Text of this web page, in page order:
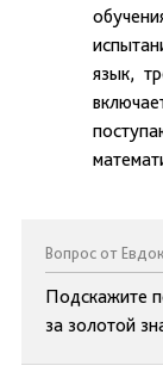
язык,
Вопрос от
Подскажите
за золотой